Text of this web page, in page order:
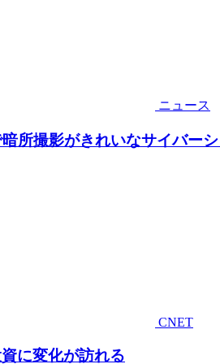
ニュース
所撮影がきれいなサイバー
CNET
に変化が訪れる